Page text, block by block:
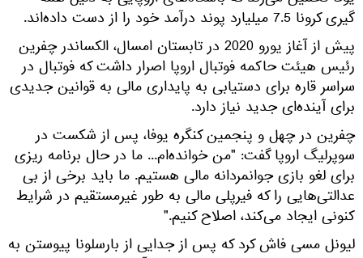
گیری کرونا 7.5 میلیارد پوند درآمد خود را از دست داده‌اند.
پیش از آغاز یورو 2020 در تابستان امسال، الکساندر چفرین
رئیس هیئت حاکمه فوتبال اروپا اصرار داشت که فوتبال در
سراسر قاره برای دستیابی به پایداری مالی به قوانین جدیدی
برای آینده‌ای جدید نیاز دارد.
چفرین در چهل و پنجمین کنگره یوفا، پس از شکست در
سوپرلیگ اروپا گفت: "من خوانده‌ام... ما در حال برنامه ریزی
برای لغو بازی جوانمردانه مالی هستیم. ما باید برخی از بی
عدالتی‌هایی را که فیرپلی مالی به طور غیرمستقیم در شرایط
کنونی ایجاد می‌کند، اصلاح کنیم."
لیونل مسی فاش کرد که پس از جدایی از بارسلونا پیوستن به